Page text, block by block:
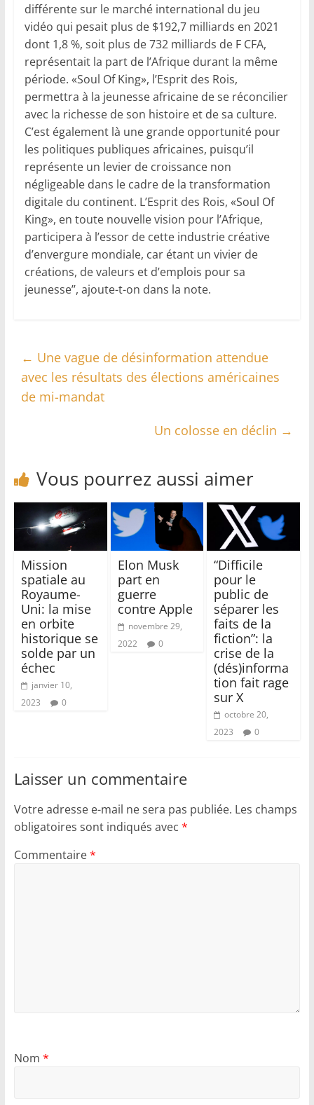
différente sur le marché international du jeu
vidéo qui pesait plus de $192,7 milliards en 2021
dont 1,8 %, soit plus de 732 milliards de F CFA,
représentait la part de l’Afrique durant la même
période. «Soul Of King», l’Esprit des Rois,
permettra à la jeunesse africaine de se réconcilier
avec la richesse de son histoire et de sa culture.
C’est également là une grande opportunité pour
les politiques publiques africaines, puisqu’il
représente un levier de croissance non
négligeable dans le cadre de la transformation
digitale du continent. L’Esprit des Rois, «Soul Of
King», en toute nouvelle vision pour l’Afrique,
participera à l’essor de cette industrie créative
d’envergure mondiale, car étant un vivier de
créations, de valeurs et d’emplois pour sa
jeunesse’’, ajoute-t-on dans la note.
← Une vague de désinformation attendue
avec les résultats des élections américaines
de mi-mandat
Un colosse en déclin →
Vous pourrez aussi aimer
Mission
spatiale au
Royaume-
Uni: la mise
en orbite
historique se
solde par un
échec
janvier 10,
2023
0
Elon Musk
part en
guerre
contre Apple
novembre 29,
2022
0
“Difficile
pour le
public de
séparer les
faits de la
fiction”: la
crise de la
(dés)informa
tion fait rage
sur X
octobre 20,
2023
0
Laisser un commentaire
Votre adresse e-mail ne sera pas publiée. Les champs
obligatoires sont indiqués avec *
Commentaire*
Nom *